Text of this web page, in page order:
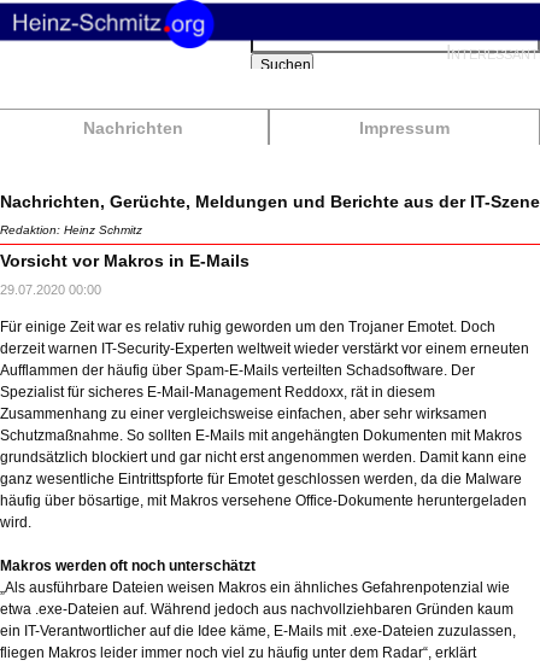
Nachrichten Impressum
Suchbegriffe
Suchen
Nachrichten, Gerüchte, Meldungen und Berichte aus der IT-Szene
Redaktion: Heinz Schmitz
Vorsicht vor Makros in E-Mails
29.07.2020 00:00
Für einige Zeit war es relativ ruhig geworden um den Trojaner Emotet. Doch
derzeit warnen IT-Security-Experten weltweit wieder verstärkt vor einem erneuten
Aufflammen der häufig über Spam-E-Mails verteilten Schadsoftware. Der
Spezialist für sicheres E-Mail-Management Reddoxx, rät in diesem
Zusammenhang zu einer vergleichsweise einfachen, aber sehr wirksamen
Schutzmaßnahme. So sollten E-Mails mit angehängten Dokumenten mit Makros
grundsätzlich blockiert und gar nicht erst angenommen werden. Damit kann eine
ganz wesentliche Eintrittspforte für Emotet geschlossen werden, da die Malware
häufig über bösartige, mit Makros versehene Office-Dokumente heruntergeladen
wird.
Makros werden oft noch unterschätzt
„Als ausführbare Dateien weisen Makros ein ähnliches Gefahrenpotenzial wie
etwa .exe-Dateien auf. Während jedoch aus nachvollziehbaren Gründen kaum
ein IT-Verantwortlicher auf die Idee käme, E-Mails mit .exe-Dateien zuzulassen,
fliegen Makros leider immer noch viel zu häufig unter dem Radar“, erklärt